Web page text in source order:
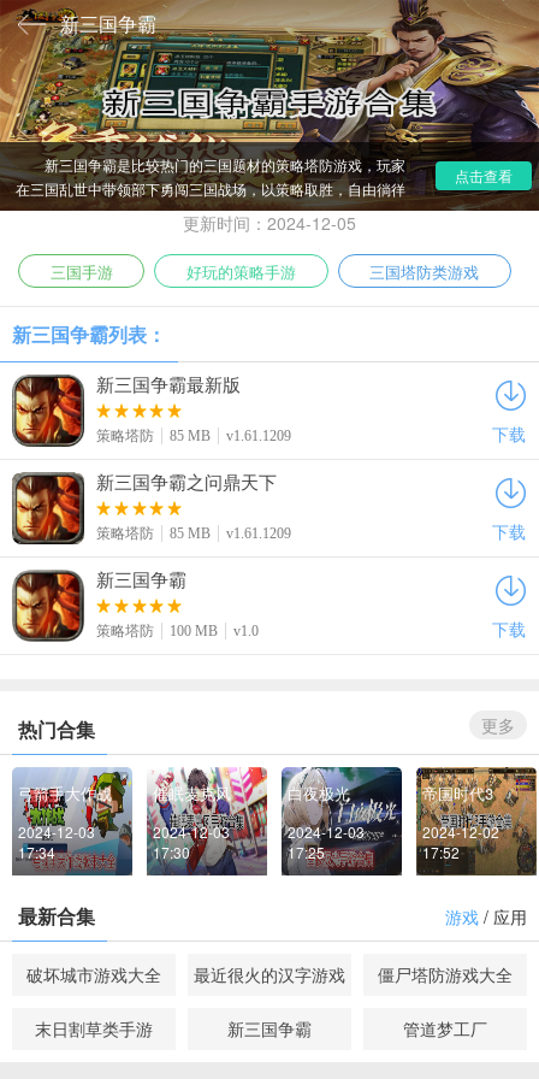
新三国争霸
新三国争霸是比较热门的三国题材的策略塔防游戏，玩家
在三国乱世中带领部下勇闯三国战场，以策略取胜，自由徜徉
三国历史长河之中，小编带来了新三国争霸手游合集，涵盖不
同版本，带来不一样的体验，感兴趣的小伙伴快来下载挑战
吧。
点击查看
更新时间：2024-12-05
三国手游 好玩的策略手游 三国塔防类游戏
新三国争霸列表：
新三国争霸最新版
策略塔防 85 MB v1.61.1209 下载
新三国争霸之问鼎天下
策略塔防 85 MB v1.61.1209 下载
新三国争霸
策略塔防 100 MB v1.0 下载
热门合集 更多
弓箭手大作战
2024-12-03
17:34
催眠麦克风
2024-12-03
17:30
白夜极光
2024-12-03
17:25
帝国时代3
2024-12-02
17:52
最新合集 游戏 / 应用
破坏城市游戏大全 最近很火的汉字游戏 僵尸塔防游戏大全
末日割草类手游 新三国争霸 管道梦工厂